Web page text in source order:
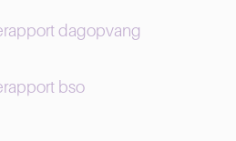
dagopvang
bso